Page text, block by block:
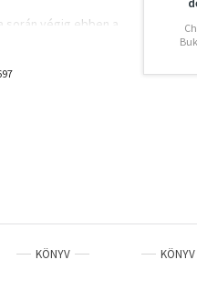
során végig ebben a
eredeti kötetek
három kötetben
KÖNYV KÖNYV